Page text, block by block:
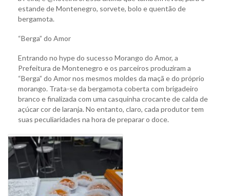
estande de Montenegro, sorvete, bolo e quentão de
bergamota.
“Berga” do Amor
Entrando no hype do sucesso Morango do Amor, a
Prefeitura de Montenegro e os parceiros produziram a
“Berga” do Amor nos mesmos moldes da maçã e do próprio
morango. Trata-se da bergamota coberta com brigadeiro
branco e finalizada com uma casquinha crocante de calda de
açúcar cor de laranja. No entanto, claro, cada produtor tem
suas peculiaridades na hora de preparar o doce.